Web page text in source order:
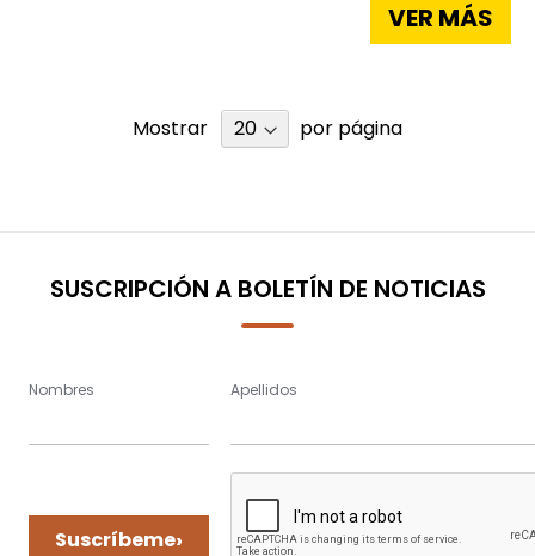
VER MÁS
Mostrar por página
SUSCRIPCIÓN A BOLETÍN DE NOTICIAS
Nombres Apellidos
Suscríbeme›